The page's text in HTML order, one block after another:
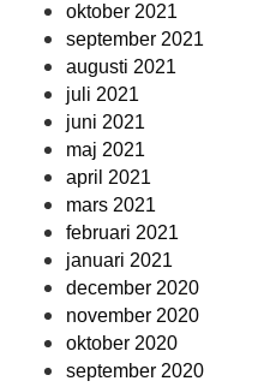
oktober 2021
september 2021
augusti 2021
juli 2021
juni 2021
maj 2021
april 2021
mars 2021
februari 2021
januari 2021
december 2020
november 2020
oktober 2020
september 2020